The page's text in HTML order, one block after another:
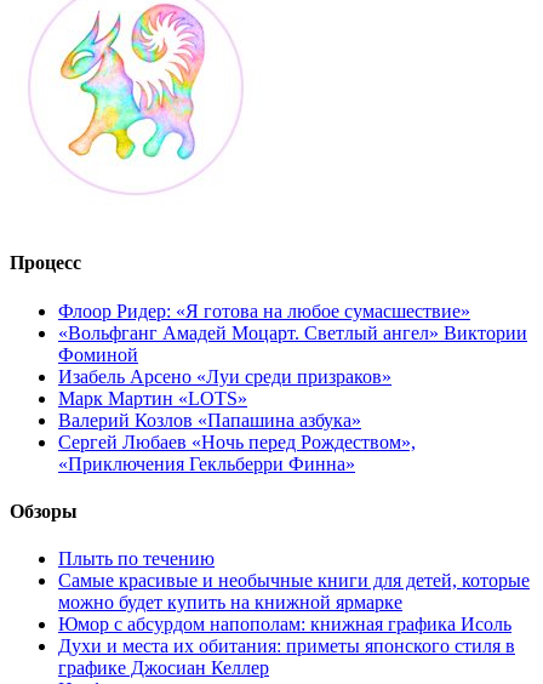
Процесс
Флоор Ридер: «Я готова на любое сумасшествие»
«Вольфганг Амадей Моцарт. Светлый ангел» Виктории
Фоминой
Изабель Арсено «Луи среди призраков»
Марк Мартин «LOTS»
Валерий Козлов «Папашина азбука»
Сергей Любаев «Ночь перед Рождеством»,
«Приключения Гекльберри Финна»
Обзоры
Плыть по течению
Самые красивые и необычные книги для детей, которые
можно будет купить на книжной ярмарке
Юмор с абсурдом напополам: книжная графика Исоль
Духи и места их обитания: приметы японского стиля в
графике Джосиан Келлер